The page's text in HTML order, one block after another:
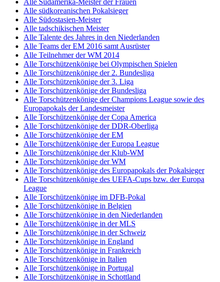
Alle Südamerika-Meister der Frauen
Alle südkoreanischen Pokalsieger
Alle Südostasien-Meister
Alle tadschikischen Meister
Alle Talente des Jahres in den Niederlanden
Alle Teams der EM 2016 samt Ausrüster
Alle Teilnehmer der WM 2014
Alle Torschützenkönige bei Olympischen Spielen
Alle Torschützenkönige der 2. Bundesliga
Alle Torschützenkönige der 3. Liga
Alle Torschützenkönige der Bundesliga
Alle Torschützenkönige der Champions League sowie des
Europapokals der Landesmeister
Alle Torschützenkönige der Copa America
Alle Torschützenkönige der DDR-Oberliga
Alle Torschützenkönige der EM
Alle Torschützenkönige der Europa League
Alle Torschützenkönige der Klub-WM
Alle Torschützenkönige der WM
Alle Torschützenkönige des Europapokals der Pokalsieger
Alle Torschützenkönige des UEFA-Cups bzw. der Europa
League
Alle Torschützenkönige im DFB-Pokal
Alle Torschützenkönige in Belgien
Alle Torschützenkönige in den Niederlanden
Alle Torschützenkönige in der MLS
Alle Torschützenkönige in der Schweiz
Alle Torschützenkönige in England
Alle Torschützenkönige in Frankreich
Alle Torschützenkönige in Italien
Alle Torschützenkönige in Portugal
Alle Torschützenkönige in Schottland